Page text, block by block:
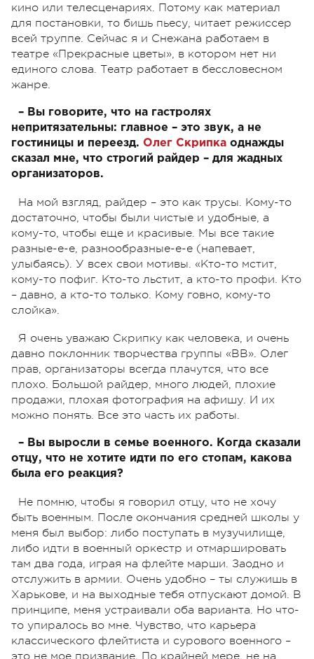
кино или телесценариях. Потому как материал
для постановки, то бишь пьесу, читает режиссер
всей труппе. Сейчас я и Снежана работаем в
театре «Прекрасные цветы», в котором нет ни
единого слова. Театр работает в бессловесном
жанре.
– Вы говорите, что на гастролях
непритязательны: главное – это звук, а не
гостиницы и переезд. Олег Скрипка однажды
сказал мне, что строгий райдер – для жадных
организаторов.
На мой взгляд, райдер – это как трусы. Кому-то
достаточно, чтобы были чистые и удобные, а
кому-то, чтобы еще и красивые. Мы все такие
разные-е-е, разнообразные-е-е (напевает,
улыбаясь). У всех свои мотивы. «Кто-то мстит,
кому-то пофиг. Кто-то льстит, а кто-то профи. Кто
– давно, а кто-то только. Кому говно, кому-то
слойка».
Я очень уважаю Скрипку как человека, и очень
давно поклонник творчества группы «ВВ». Олег
прав, организаторы всегда плачутся, что все
плохо. Большой райдер, много людей, плохие
продажи, плохая фотография на афишу. И их
можно понять. Все это часть их работы.
– Вы выросли в семье военного. Когда сказали
отцу, что не хотите идти по его стопам, какова
была его реакция?
Не помню, чтобы я говорил отцу, что не хочу
быть военным. После окончания средней школы у
меня был выбор: либо поступать в музучилище,
либо идти в военный оркестр и отмаршировать
там два года, играя на флейте марши. Заодно и
отслужить в армии. Очень удобно – ты служишь в
Харькове, и на выходные тебя отпускают домой. В
принципе, меня устраивали оба варианта. Но что-
то упиралось во мне. Чувство, что карьера
классического флейтиста и сурового военного –
это не мое призвание. По крайней мере, не на